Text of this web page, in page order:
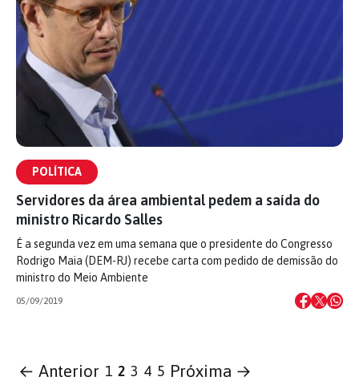
POLÍTICA
Servidores da área ambiental pedem a saída do
ministro Ricardo Salles
É a segunda vez em uma semana que o presidente do Congresso
Rodrigo Maia (DEM-RJ) recebe carta com pedido de demissão do
ministro do Meio Ambiente
05/09/2019
← Anterior 1 2 3 4 5 Próxima →